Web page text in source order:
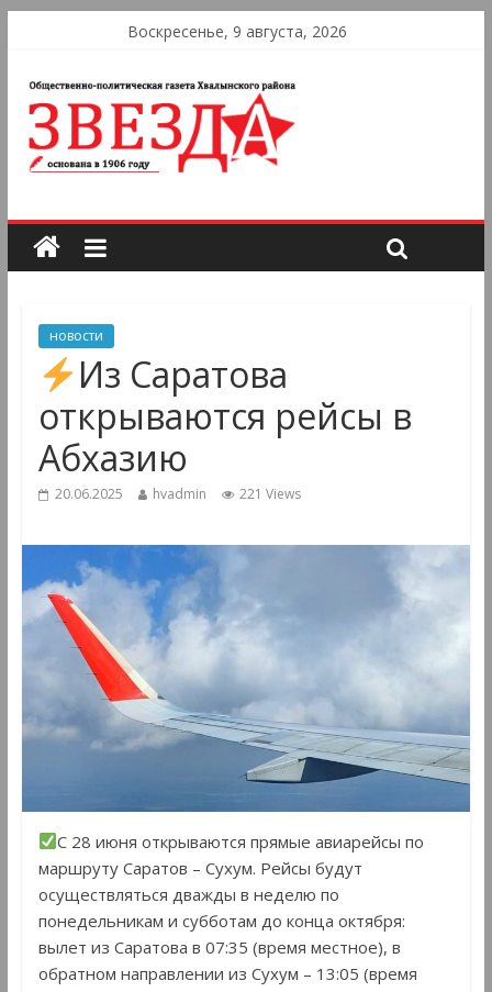
Воскресенье, 9 августа, 2026
новости
Из Саратова
открываются рейсы в
Абхазию
20.06.2025 hvadmin 221 Views
С 28 июня открываются прямые авиарейсы по
маршруту Саратов – Сухум. Рейсы будут
осуществляться дважды в неделю по
понедельникам и субботам до конца октября:
вылет из Саратова в 07:35 (время местное), в
обратном направлении из Сухум – 13:05 (время